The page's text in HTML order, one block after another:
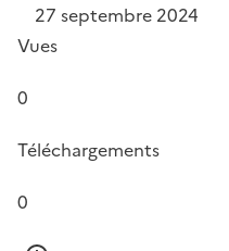
27 septembre 2024
Vues
0
Téléchargements
0